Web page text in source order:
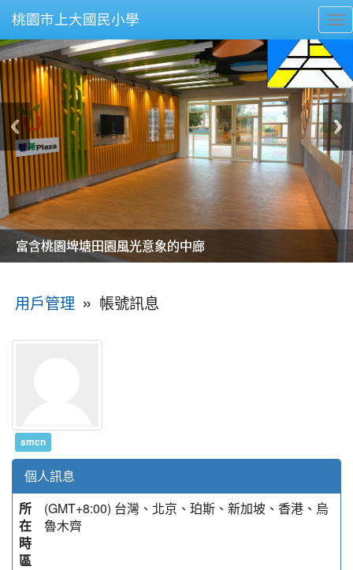
桃園市上大國民小學
美麗的操場是我們活力的來源
美麗的操場是我們活力的來源
煥然一新的小司令台
煥然一新的小司令台
富含桃園埤塘田園風光意象的中廊
富含桃園埤塘田園風光意象的中廊
嶄新的中庭廣場
嶄新的中庭廣場
水生池生生不息
水生池生生不息
用戶管理 » 帳號訊息
smcn
個人訊息
所
在
時
區
(GMT+8:00) 台灣、北京、珀斯、新加坡、香港、烏
魯木齊